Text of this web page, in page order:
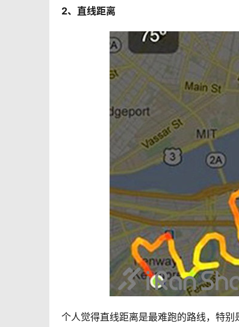
2、直线距离
个人觉得直线距离是最难跑的路线，特